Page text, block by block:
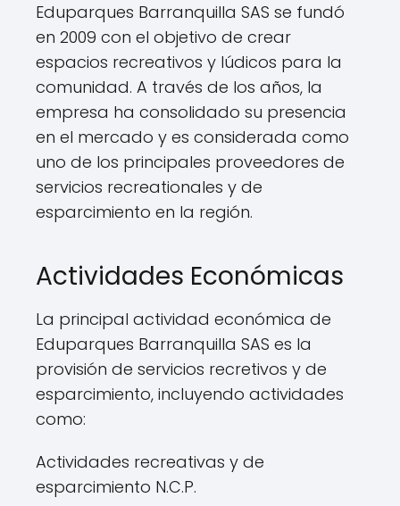
Eduparques Barranquilla SAS se fundó
en 2009 con el objetivo de crear
espacios recreativos y lúdicos para la
comunidad. A través de los años, la
empresa ha consolidado su presencia
en el mercado y es considerada como
uno de los principales proveedores de
servicios recreationales y de
esparcimiento en la región.
Actividades Económicas
La principal actividad económica de
Eduparques Barranquilla SAS es la
provisión de servicios recretivos y de
esparcimiento, incluyendo actividades
como:
Actividades recreativas y de
esparcimiento N.C.P.